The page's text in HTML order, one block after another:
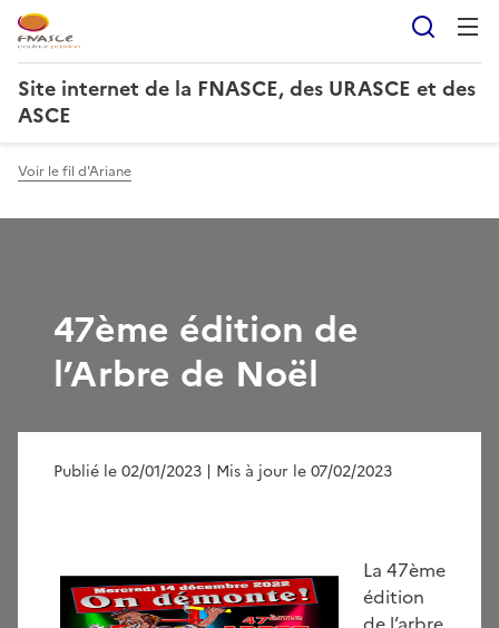
Site internet de la FNASCE, des URASCE et des
ASCE
Voir le fil d'Ariane
47ème édition de
l’Arbre de Noël
Publié le 02/01/2023 | Mis à jour le 07/02/2023
La 47ème
édition